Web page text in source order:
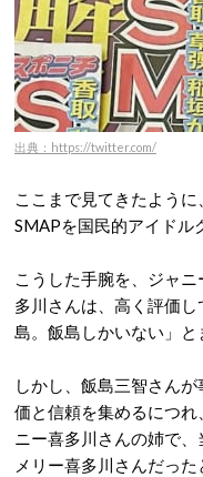
出典：https://twitter.com/
ここまで見てきたように
SMAPを国民的アイドル
こうした手腕を、ジャ
多川さんは、高く評価
島。飯島しかいない」と
しかし、飯島三智さん
価と信頼を集めるにつ
ニー喜多川さんの姉で
メリー喜多川さんだった